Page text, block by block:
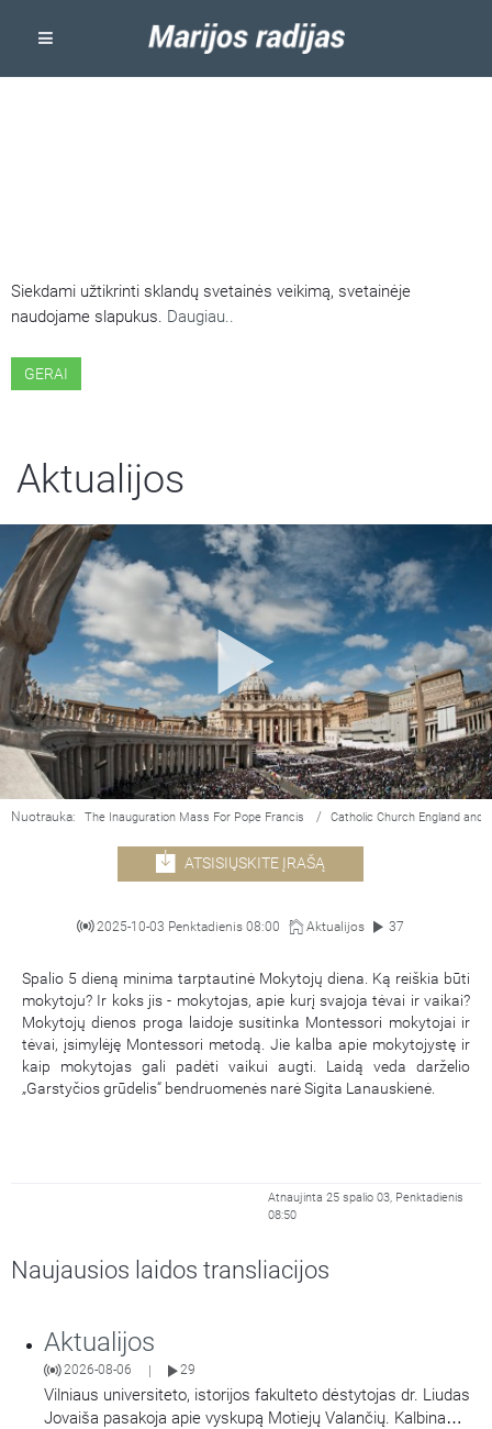
Siekdami užtikrinti sklandų svetainės veikimą, svetainėje
naudojame slapukus. Daugiau..
GERAI
Aktualijos
Nuotrauka: The Inauguration Mass For Pope Francis / Catholic Church England and
ATSISIŲSKITE ĮRAŠĄ
2025-10-03 Penktadienis 08:00 Aktualijos 37
Spalio 5 dieną minima tarptautinė Mokytojų diena. Ką reiškia būti
mokytoju? Ir koks jis - mokytojas, apie kurį svajoja tėvai ir vaikai?
Mokytojų dienos proga laidoje susitinka Montessori mokytojai ir
tėvai, įsimylėję Montessori metodą. Jie kalba apie mokytojystę ir
kaip mokytojas gali padėti vaikui augti. Laidą veda darželio
„Garstyčios grūdelis“ bendruomenės narė Sigita Lanauskienė.
Atnaujinta 25 spalio 03, Penktadienis
08:50
Naujausios laidos transliacijos
Aktualijos
2026-08-06 29
Vilniaus universiteto, istorijos fakulteto dėstytojas dr. Liudas
Jovaiša pasakoja apie vyskupą Motiejų Valančių. Kalbina